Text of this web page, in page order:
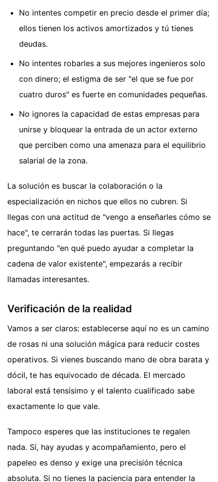
No intentes competir en precio desde el primer día;
ellos tienen los activos amortizados y tú tienes
deudas.
No intentes robarles a sus mejores ingenieros solo
con dinero; el estigma de ser "el que se fue por
cuatro duros" es fuerte en comunidades pequeñas.
No ignores la capacidad de estas empresas para
unirse y bloquear la entrada de un actor externo
que perciben como una amenaza para el equilibrio
salarial de la zona.
La solución es buscar la colaboración o la
especialización en nichos que ellos no cubren. Si
llegas con una actitud de "vengo a enseñarles cómo se
hace", te cerrarán todas las puertas. Si llegas
preguntando "en qué puedo ayudar a completar la
cadena de valor existente", empezarás a recibir
llamadas interesantes.
Verificación de la realidad
Vamos a ser claros: establecerse aquí no es un camino
de rosas ni una solución mágica para reducir costes
operativos. Si vienes buscando mano de obra barata y
dócil, te has equivocado de década. El mercado
laboral está tensísimo y el talento cualificado sabe
exactamente lo que vale.
Tampoco esperes que las instituciones te regalen
nada. Sí, hay ayudas y acompañamiento, pero el
papeleo es denso y exige una precisión técnica
absoluta. Si no tienes la paciencia para entender la